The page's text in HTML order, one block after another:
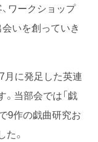
ワークショップ
いを創っていき
に発足した英連
当部会では「戯
9作の戯曲研究お
。